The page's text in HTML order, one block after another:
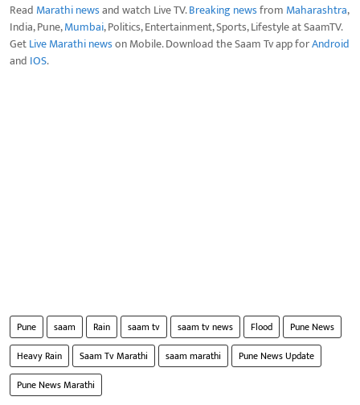
Read Marathi newsand watch Live TV.Breaking newsfrom Maharashtra,
India, Pune,Mumbai, Politics, Entertainment, Sports, Lifestyle at SaamTV.
GetLive Marathi newson Mobile. Download the Saam Tv app forAndroid
and IOS.
Pune saam Rain saam tv saam tv news Flood
Pune News
Heavy Rain
Saam Tv Marathi saam marathi
Pune News Update
Pune News Marathi